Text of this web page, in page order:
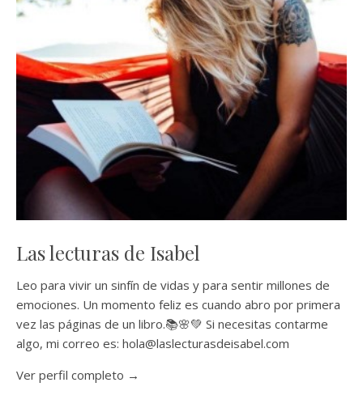
Las lecturas de Isabel
Leo para vivir un sinfín de vidas y para sentir millones de
emociones. Un momento feliz es cuando abro por primera
vez las páginas de un libro.📚🌸💚 Si necesitas contarme
algo, mi correo es: hola@laslecturasdeisabel.com
Ver perfil completo →